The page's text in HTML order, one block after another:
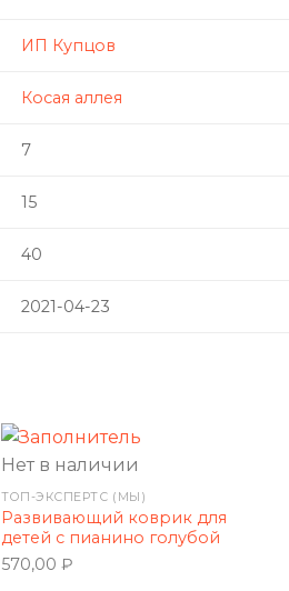
ИП Купцов
Косая аллея
7
15
40
2021-04-23
Нет в наличии
ТОП-ЭКСПЕРТС (МЫ)
Развивающий коврик для
детей с пианино голубой
570,00₽